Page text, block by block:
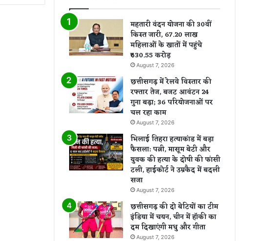
महतारी वंदन योजना की 30वीं
किस्त जारी, 67.20 लाख
महिलाओं के खातों में पहुंचे
₹630.55 करोड़
August 7, 2026
छत्तीसगढ़ में रेलवे विस्तार की
रफ्तार तेज, बजट आवंटन 24
गुना बढ़ा; 36 परियोजनाओं पर
चल रहा काम
August 7, 2026
भिलाई तिहरा हत्याकांड में बड़ा
फैसला: पत्नी, मासूम बेटी और
युवक की हत्या के दोषी की फांसी
टली, हाईकोर्ट ने उम्रकैद में बदली
सजा
August 7, 2026
छत्तीसगढ़ की दो बेटियों का टीम
इंडिया में चयन, चीन में हॉकी का
दम दिखाएंगी मधु और गीता
August 7, 2026